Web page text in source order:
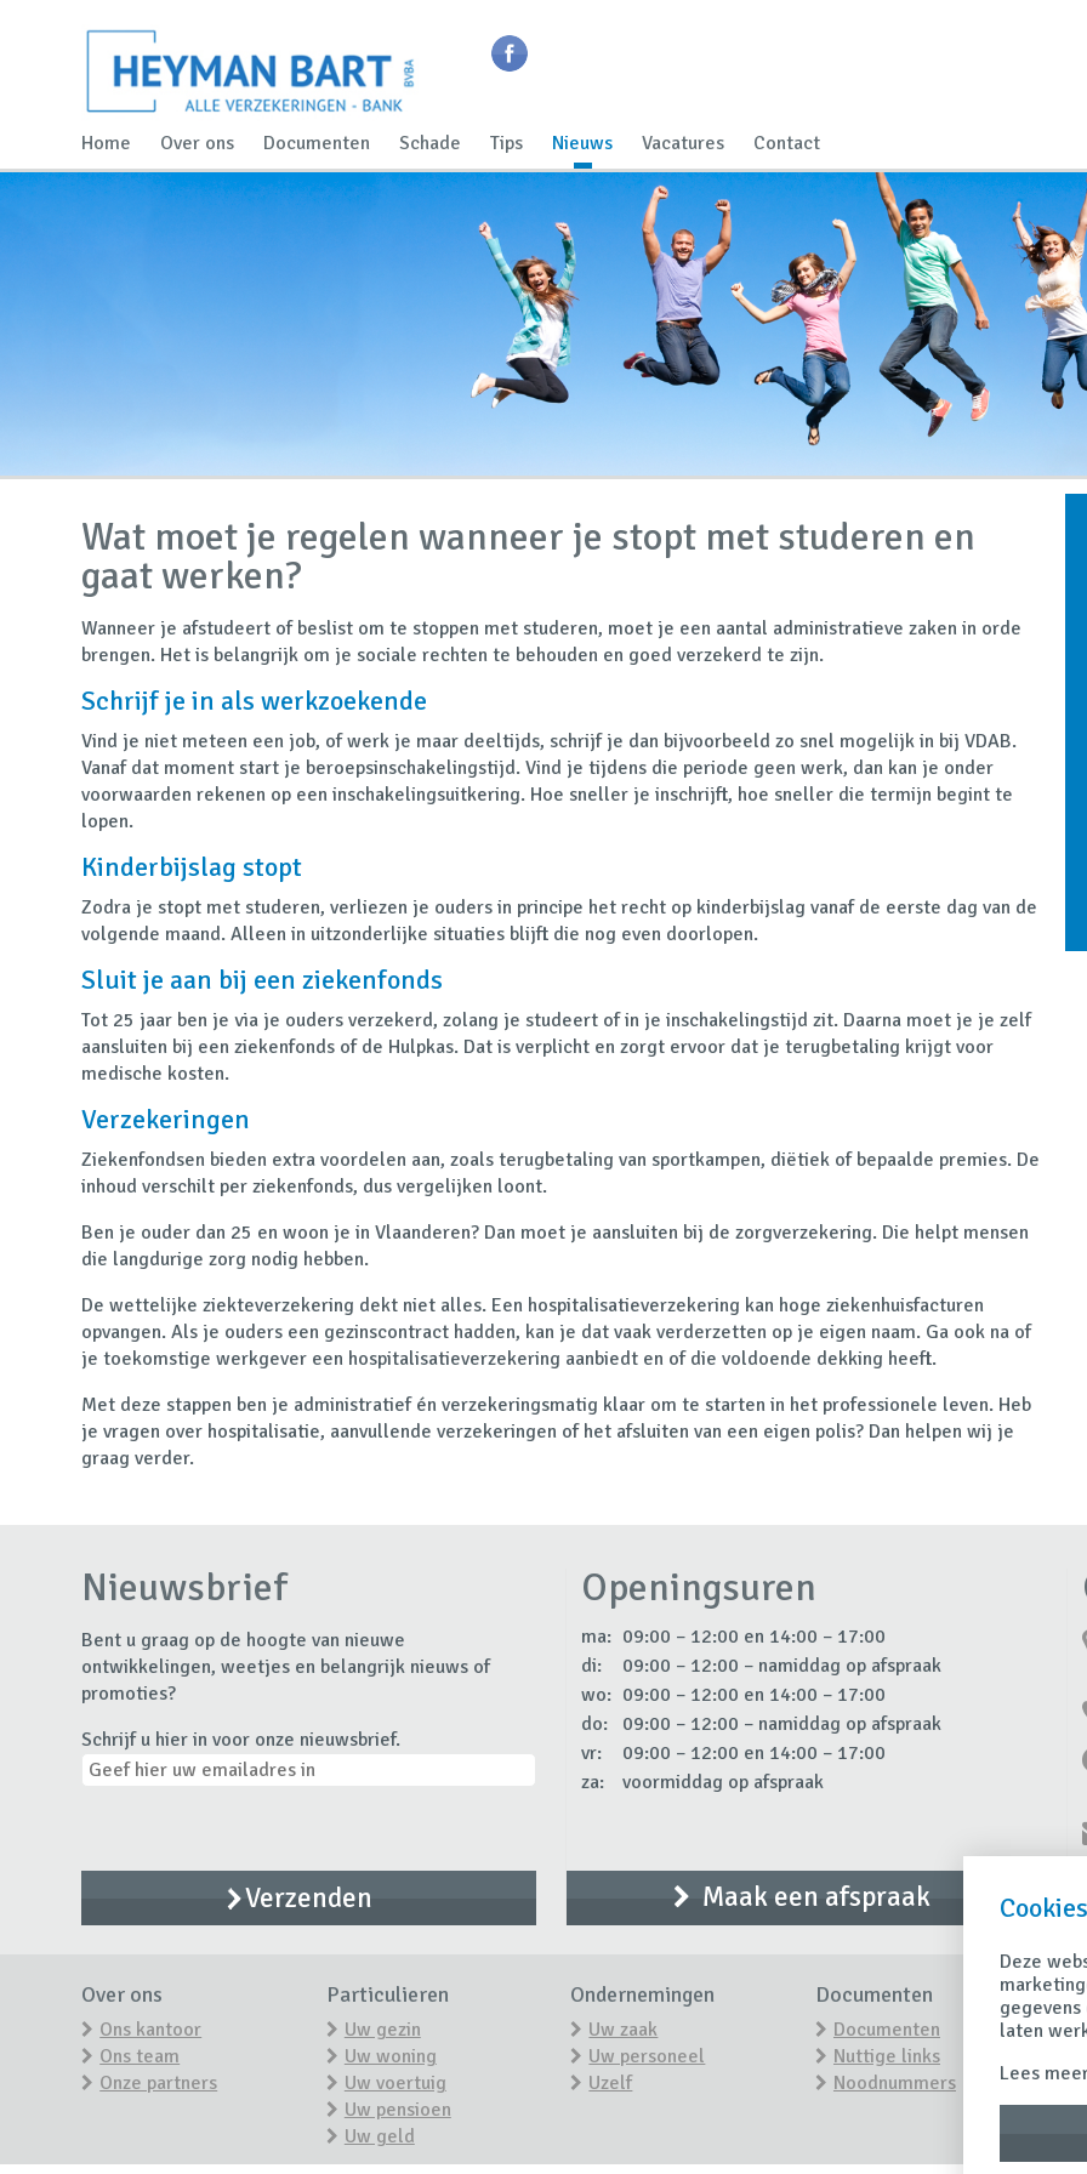
Home Over ons Documenten Schade Tips Nieuws Vacatures Contact
Wat moet je regelen wanneer je stopt met studeren en
gaat werken?
Wanneer je afstudeert of beslist om te stoppen met studeren, moet je een aantal administratieve zaken in orde
brengen. Het is belangrijk om je sociale rechten te behouden en goed verzekerd te zijn.
Schrijf je in als werkzoekende
Vind je niet meteen een job, of werk je maar deeltijds, schrijf je dan bijvoorbeeld zo snel mogelijk in bij VDAB.
Vanaf dat moment start je beroepsinschakelingstijd. Vind je tijdens die periode geen werk, dan kan je onder
voorwaarden rekenen op een inschakelingsuitkering. Hoe sneller je inschrijft, hoe sneller die termijn begint te
lopen.
Kinderbijslag stopt
Zodra je stopt met studeren, verliezen je ouders in principe het recht op kinderbijslag vanaf de eerste dag van de
volgende maand. Alleen in uitzonderlijke situaties blijft die nog even doorlopen.
Sluit je aan bij een ziekenfonds
Tot 25 jaar ben je via je ouders verzekerd, zolang je studeert of in je inschakelingstijd zit. Daarna moet je je zelf
aansluiten bij een ziekenfonds of de Hulpkas. Dat is verplicht en zorgt ervoor dat je terugbetaling krijgt voor
medische kosten.
Verzekeringen
Ziekenfondsen bieden extra voordelen aan, zoals terugbetaling van sportkampen, diëtiek of bepaalde premies. De
inhoud verschilt per ziekenfonds, dus vergelijken loont.
Ben je ouder dan 25 en woon je in Vlaanderen? Dan moet je aansluiten bij de zorgverzekering. Die helpt mensen
die langdurige zorg nodig hebben.
De wettelijke ziekteverzekering dekt niet alles. Een hospitalisatieverzekering kan hoge ziekenhuisfacturen
opvangen. Als je ouders een gezinscontract hadden, kan je dat vaak verderzetten op je eigen naam. Ga ook na of
je toekomstige werkgever een hospitalisatieverzekering aanbiedt en of die voldoende dekking heeft.
Met deze stappen ben je administratief én verzekeringsmatig klaar om te starten in het professionele leven. Heb
je vragen over hospitalisatie, aanvullende verzekeringen of het afsluiten van een eigen polis? Dan helpen wij je
graag verder.
Nieuwsbrief
Bent u graag op de hoogte van nieuwe
ontwikkelingen, weetjes en belangrijk nieuws of
promoties?
Schrijf u hier in voor onze nieuwsbrief.
Openingsuren
ma: 09:00 – 12:00 en 14:00 – 17:00
di:
09:00 – 12:00 – namiddag op afspraak
wo: 09:00 – 12:00 en 14:00 – 17:00
do:
09:00 – 12:00 – namiddag op afspraak
vr:
09:00 – 12:00 en 14:00 – 17:00
za:
voormiddag op afspraak
Maak een afspraak
Over ons
Ons kantoor
Ons team
Onze partners
Particulieren
Uw gezin
Uw woning
Uw voertuig
Uw pensioen
Uw geld
Ondernemingen
Uw zaak
Uw personeel
Uzelf
Documenten
Documenten
Nuttige links
Noodnummers
Deze
laten
Lees